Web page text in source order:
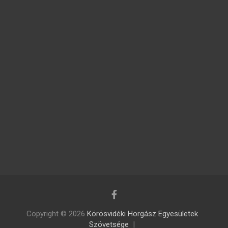
Copyright © 2026 Körösvidéki Horgász Egyesületek
Szövetsége